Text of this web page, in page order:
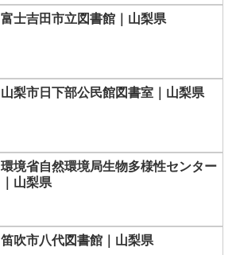
富士吉田市立図書館｜山梨県
山梨市日下部公民館図書室｜山梨県
環境省自然環境局生物多様性センター
｜山梨県
笛吹市八代図書館｜山梨県